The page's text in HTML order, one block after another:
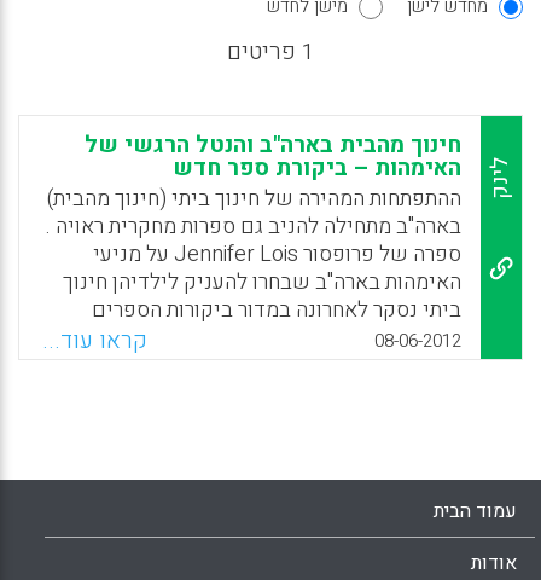
מחדש לישן
מישן לחדש
1 פריטים
לינק
חינוך מהבית בארה"ב והנטל הרגשי של
האימהות – ביקורת ספר חדש
ההתפתחות המהירה של חינוך ביתי (חינוך מהבית)
בארה"ב מתחילה להניב גם ספרות מחקרית ראויה .
ספרה של פרופסור Jennifer Lois על מניעי
האימהות בארה"ב שבחרו להעניק לילדיהן חינוך
ביתי נסקר לאחרונה במדור ביקורות הספרים
Teachers College Record. החוקרת ראיינה 24
אימהות שבחרו להתמודד בעצמן עם הענקת חינוך
מהבית , על ההתפתחות דרכי ההוראה של
האימהות ועל תכנית הלימודים בארה"ב לחינוך
מהבית שנועדה להקל על ההתמודדות של
08-06-2012 קראו עוד...
עמוד הבית
אודות